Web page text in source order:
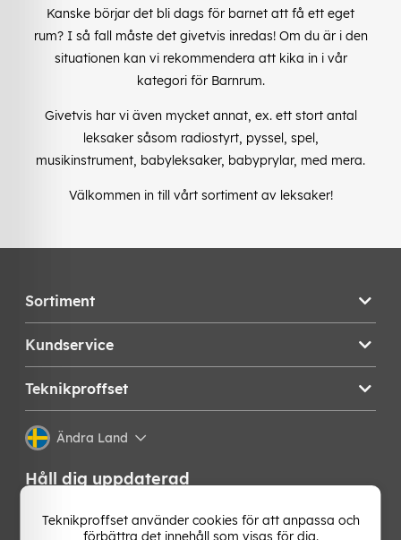
Kanske börjar det bli dags för barnet att få ett eget
rum? I så fall måste det givetvis inredas! Om du är i den
situationen kan vi rekommendera att kika in i vår
kategori för Barnrum.
Givetvis har vi även mycket annat, ex. ett stort antal
leksaker såsom radiostyrt, pyssel, spel,
musikinstrument, babyleksaker, babyprylar, med mera.
Välkommen in till vårt sortiment av leksaker!
Sortiment
Kundservice
Teknikproffset
Ändra Land
Håll dig uppdaterad
Få de senaste nyheterna, hetaste erbjudandena och
bästa tipsen från oss direkt i din mejlkorg. Signa upp på
Teknikproffset använder cookies för att anpassa och
förbättra det innehåll som visas för dig.